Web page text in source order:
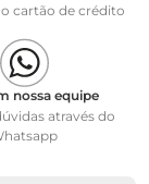
cartão de crédito
nossa equipe
através do